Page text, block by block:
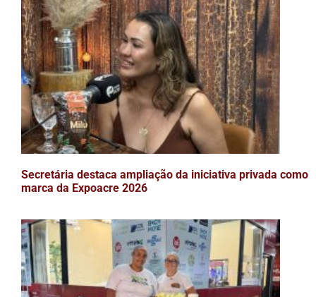
Secretária destaca ampliação da iniciativa privada como
marca da Expoacre 2026